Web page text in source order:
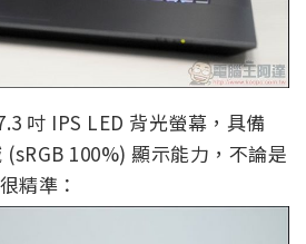
吋 IPS LED 背光螢幕，具備
100%) 顯示能力，不論是
精準：